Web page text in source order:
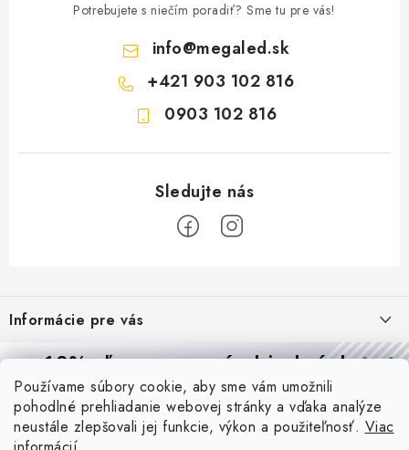
Používame súbory cookie, aby sme vám umožnili
pohodlné prehliadanie webovej stránky a vďaka analýze
neustále zlepšovali jej funkcie, výkon a použiteľnosť. Viac
Potrebujete s niečím poradiť? Sme tu pre vás!
info@megaled.sk
+421 903 102 816
0903 102 816
p
ä
Informácie pre vás
Reklamácie a formulár na odstúpenie od zmluvy
Obchodné podmienky
Podmienky ochrany osobných údajov
Blog
10% zľavana prvú objednávku
Prihláste sa azískajtezľavu aj praktické tipy,vďaka ktorým
budete svietiť lepšie a platiť menej.